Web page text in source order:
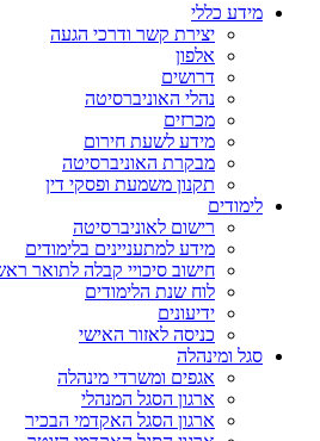
מידע כללי
יצירת קשר ודרכי הגעה
אלפון
דרושים
נהלי האוניברסיטה
מכרזים
מידע לשעת חירום
מבקרת האוניברסיטה
תקנון משמעת ופסקי דין
לימודים
רישום לאוניברסיטה
מידע למתעניינים בלימודים
חישוב סיכויי קבלה לתואר
לוח שנת הלימודים
ידיעונים
כניסה לאזור האישי
סגל ומינהלה
אגפים ומשרדי מינהלה
ארגון הסגל המנהלי
ארגון הסגל האקדמי הבכיר